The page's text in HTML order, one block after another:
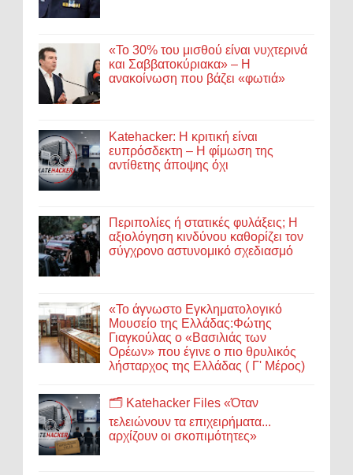
«Το 30% του μισθού είναι νυχτερινά
και Σαββατοκύριακα» – Η
ανακοίνωση που βάζει «φωτιά»
Katehacker: Η κριτική είναι
ευπρόσδεκτη – Η φίμωση της
αντίθετης άποψης όχι
Περιπολίες ή στατικές φυλάξεις; Η
αξιολόγηση κινδύνου καθορίζει τον
σύγχρονο αστυνομικό σχεδιασμό
«Το άγνωστο Εγκληματολογικό
Μουσείο της Ελλάδας:Φώτης
Γιαγκούλας ο «Βασιλιάς των
Ορέων» που έγινε ο πιο θρυλικός
λήσταρχος της Ελλάδας ( Γ' Μέρος)
🗂️ Katehacker Files «Όταν
τελειώνουν τα επιχειρήματα...
αρχίζουν οι σκοπιμότητες»